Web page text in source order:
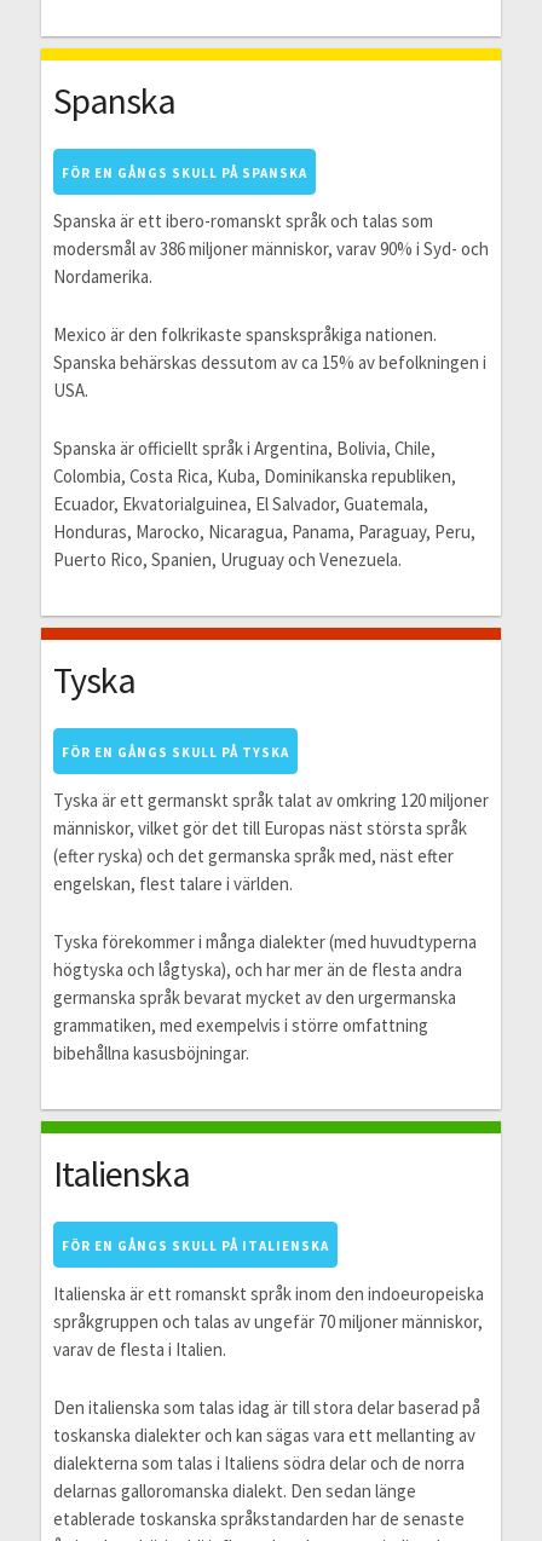
Spanska
FÖR EN GÅNGS SKULL PÅ SPANSKA
Spanska är ett ibero-romanskt språk och talas som
modersmål av 386 miljoner människor, varav 90% i Syd- och
Nordamerika.
Mexico är den folkrikaste spanskspråkiga nationen.
Spanska behärskas dessutom av ca 15% av befolkningen i
USA.
Spanska är officiellt språk i Argentina, Bolivia, Chile,
Colombia, Costa Rica, Kuba, Dominikanska republiken,
Ecuador, Ekvatorialguinea, El Salvador, Guatemala,
Honduras, Marocko, Nicaragua, Panama, Paraguay, Peru,
Puerto Rico, Spanien, Uruguay och Venezuela.
Tyska
FÖR EN GÅNGS SKULL PÅ TYSKA
Tyska är ett germanskt språk talat av omkring 120 miljoner
människor, vilket gör det till Europas näst största språk
(efter ryska) och det germanska språk med, näst efter
engelskan, flest talare i världen.
Tyska förekommer i många dialekter (med huvudtyperna
högtyska och lågtyska), och har mer än de flesta andra
germanska språk bevarat mycket av den urgermanska
grammatiken, med exempelvis i större omfattning
bibehållna kasusböjningar.
Italienska
FÖR EN GÅNGS SKULL PÅ ITALIENSKA
Italienska är ett romanskt språk inom den indoeuropeiska
språkgruppen och talas av ungefär 70 miljoner människor,
varav de flesta i Italien.
Den italienska som talas idag är till stora delar baserad på
toskanska dialekter och kan sägas vara ett mellanting av
dialekterna som talas i Italiens södra delar och de norra
delarnas galloromanska dialekt. Den sedan länge
etablerade toskanska språkstandarden har de senaste